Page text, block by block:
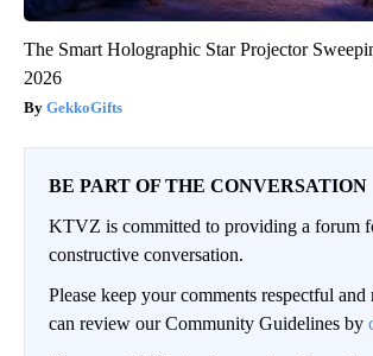
The Smart Holographic Star Projector
2026
GekkoGifts
BE PART OF THE CONVERSATION
KTVZ is committed to providing a forum
constructive conversation.
Please keep your comments respectful and
can review our Community Guidelines by